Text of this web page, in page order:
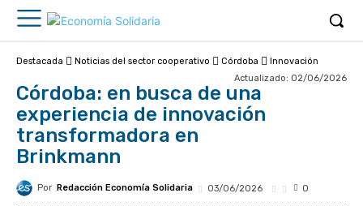
Destacada Noticias del sector cooperativo Córdoba
Innovación
Actualizado: 02/06/2026
Córdoba: en busca de una
experiencia de innovación
transformadora en
Brinkmann
Por Redacción Economía Solidaria 03/06/2026 0